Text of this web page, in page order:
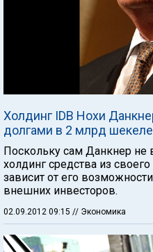
Холдинг IDB Нохи
долгами в 2 млрд
Поскольку сам Данкнер не
холдинг средства из
зависит от его
внешних инвесторов.
02.09.2012 09:15 // Экономика